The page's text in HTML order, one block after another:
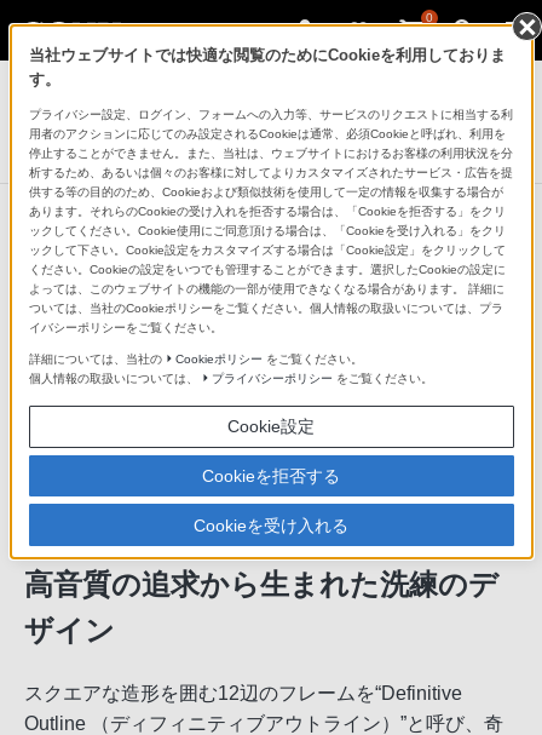
0
システムステレオ
マルチコネクトコンポ
CMT-X3CD
高音質の追求から生まれた洗練のデ
ザイン
スクエアな造形を囲む12辺のフレームを“Definitive
Outline （ディフィニティブアウトライン）”と呼び、奇
当社ウェブサイトでは快適な閲覧のためにCookieを利用しておりま
す。
プライバシー設定、ログイン、フォームへの入力等、サービスのリクエストに相当する利
用者のアクションに応じてのみ設定されるCookieは通常、必須Cookieと呼ばれ、利用を
停止することができません。また、当社は、ウェブサイトにおけるお客様の利用状況を分
析するため、あるいは個々のお客様に対してよりカスタマイズされたサービス・広告を提
供する等の目的のため、Cookieおよび類似技術を使用して一定の情報を収集する場合が
あります。それらのCookieの受け入れを拒否する場合は、「Cookieを拒否する」をクリ
ックしてください。Cookie使用にご同意頂ける場合は、「Cookieを受け入れる」をクリ
ックして下さい。Cookie設定をカスタマイズする場合は「Cookie設定」をクリックして
ください。Cookieの設定をいつでも管理することができます。選択したCookieの設定に
よっては、このウェブサイトの機能の一部が使用できなくなる場合があります。 詳細に
ついては、当社のCookieポリシーをご覧ください。個人情報の取扱いについては、プラ
イバシーポリシーをご覧ください。
詳細については、当社の Cookieポリシー をご覧ください。
個人情報の取扱いについては、
プライバシーポリシー をご覧ください。
Cookie設定
Cookieを拒否する
Cookieを受け入れる